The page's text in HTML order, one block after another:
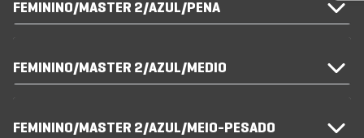
FEMININO/MASTER 2/AZUL/PENA
FEMININO/MASTER 2/AZUL/MEDIO
FEMININO/MASTER 2/AZUL/MEIO-PESADO